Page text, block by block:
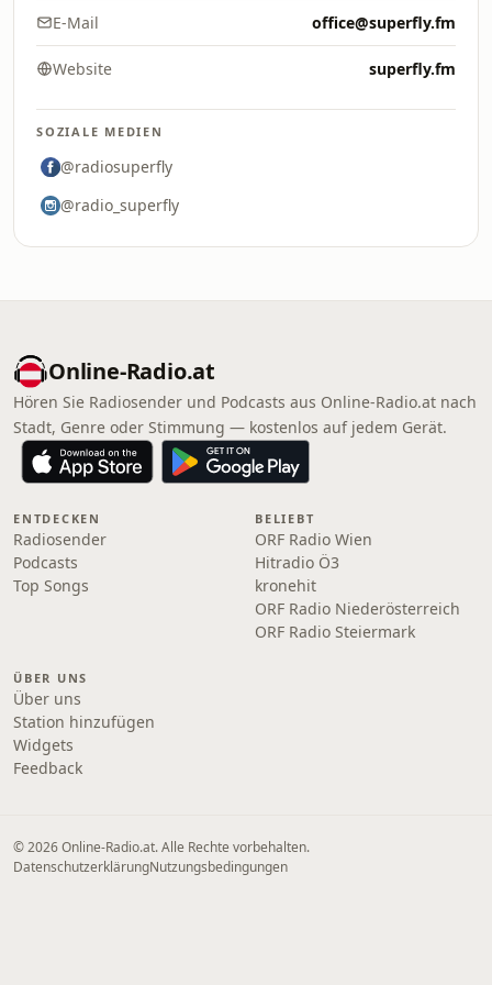
E-Mail office@superfly.fm
Website superfly.fm
SOZIALE MEDIEN
@radiosuperfly
@radio_superfly
Online‑Radio.at
Hören Sie Radiosender und Podcasts aus Online‑Radio.at nach
Stadt, Genre oder Stimmung — kostenlos auf jedem Gerät.
ENTDECKEN
Radiosender
Podcasts
Top Songs
BELIEBT
ORF Radio Wien
Hitradio Ö3
kronehit
ORF Radio Niederösterreich
ORF Radio Steiermark
ÜBER UNS
Über uns
Station hinzufügen
Widgets
Feedback
© 2026 Online‑Radio.at. Alle Rechte vorbehalten.
DatenschutzerklärungNutzungsbedingungen